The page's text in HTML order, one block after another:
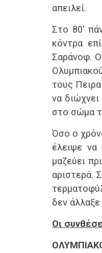
απειλεί.
Στο 80′
κόντρα
Σαράνοφ.
τους
να
στο σώμα
Όσο ο
έλειψε να
μαζεύει
αριστερά.
δεν
Οι